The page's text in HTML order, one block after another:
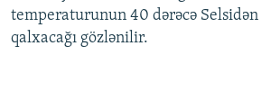
temperaturunun 40 dərəcə Selsidən
qalxacağı gözlənilir.